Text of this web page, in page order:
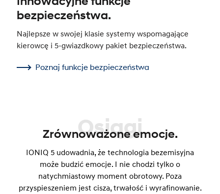
bezpieczeństwa.
Najlepsze w swojej klasie systemy wspomagające
kierowcę i 5-gwiazdkowy pakiet bezpieczeństwa.
Poznaj funkcje bezpieczeństwa
Osiągi
Zrównoważone emocje.
IONIQ 5 udowadnia, że technologia bezemisyjna
może budzić emocje. I nie chodzi tylko o
natychmiastowy moment obrotowy. Poza
przyspieszeniem jest cisza, trwałość i wyrafinowanie.